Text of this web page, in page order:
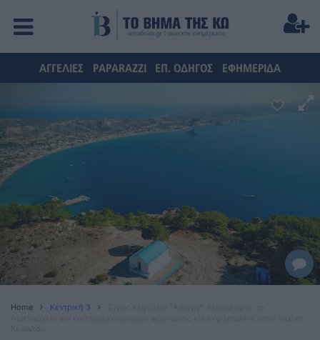
ΑΓΓΕΛΙΕΣ PAPARAZZI ΕΠ. ΟΔΗΓΟΣ ΕΦΗΜΕΡΙΔΑ
Home Κεντρική 3